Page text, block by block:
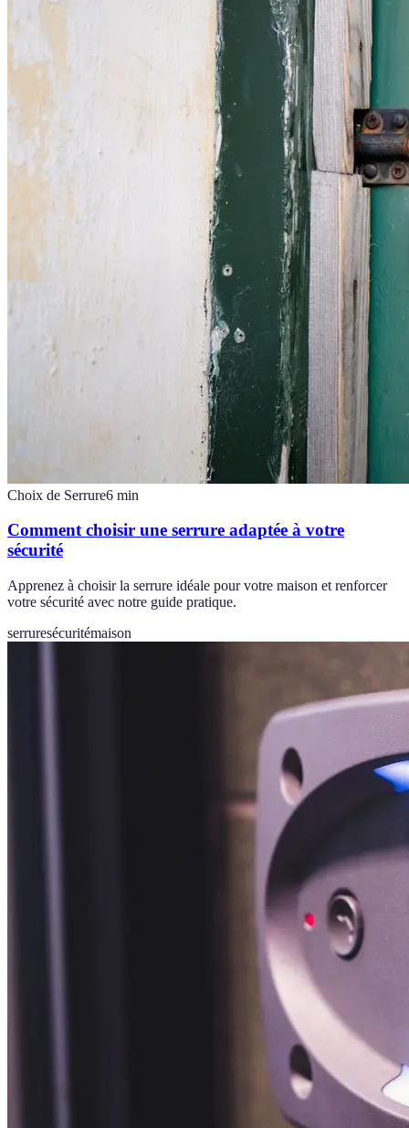
Choix de Serrure6 min
Comment choisir une serrure adaptée à votre
sécurité
Apprenez à choisir la serrure idéale pour votre maison et renforcer
votre sécurité avec notre guide pratique.
serruresécuritémaison